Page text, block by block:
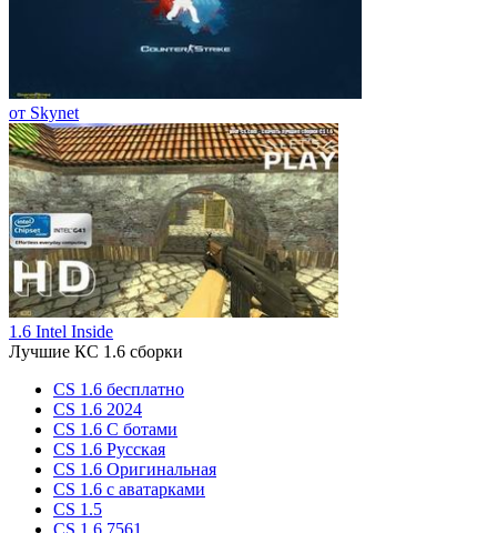
от Skynet
1.6 Intel Inside
Лучшие КС 1.6 сборки
CS 1.6 бесплатно
CS 1.6 2024
CS 1.6 С ботами
CS 1.6 Русская
CS 1.6 Оригинальная
CS 1.6 c аватарками
CS 1.5
CS 1.6 7561